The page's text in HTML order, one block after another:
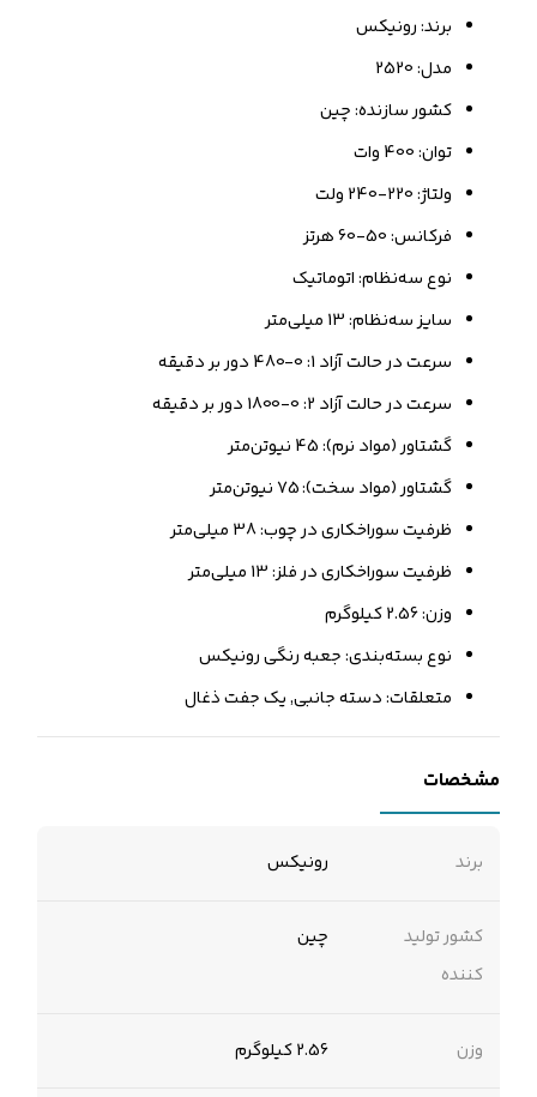
برند: رونیکس
مدل: 2520
کشور سازنده: چین
توان: 400 وات
ولتاژ: 220-240 ولت
فرکانس: 50-60 هرتز
نوع سه‌نظام: اتوماتیک
سایز سه‌نظام: 13 میلی‌متر
سرعت در حالت آزاد 1: 0-480 دور بر دقیقه
سرعت در حالت آزاد 2: 0-1800 دور بر دقیقه
گشتاور (مواد نرم): 45 نیوتن‌متر
گشتاور (مواد سخت): 75 نیوتن‌متر
ظرفیت سوراخکاری در چوب: 38 میلی‌متر
ظرفیت سوراخکاری در فلز: 13 میلی‌متر
وزن: 2.56 کیلوگرم
نوع بسته‌بندی: جعبه رنگی رونیکس
متعلقات: دسته جانبی, یک جفت ذغال
مشخصات
برند رونیکس
کشور تولید
کننده
چین
وزن 2.56 کیلوگرم